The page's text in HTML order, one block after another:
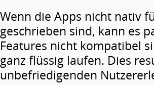
Wenn die Apps nicht nativ
geschrieben sind, kann es
Features nicht kompatibel
ganz flüssig laufen. Dies
unbefriedigenden